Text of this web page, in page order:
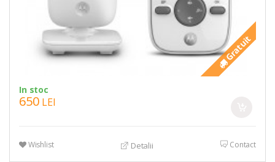
Gratuit
In stoc
650 LEI
Wishlist Detalii Contact